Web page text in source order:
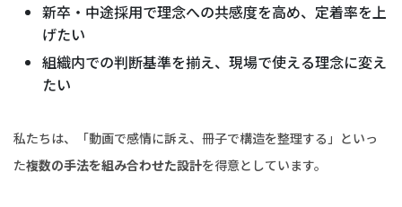
新卒・中途採用で理念への共感度を高め、定着率を上
げたい
組織内での判断基準を揃え、現場で使える理念に変え
たい
私たちは、「動画で感情に訴え、冊子で構造を整理する」といっ
た複数の手法を組み合わせた設計を得意としています。